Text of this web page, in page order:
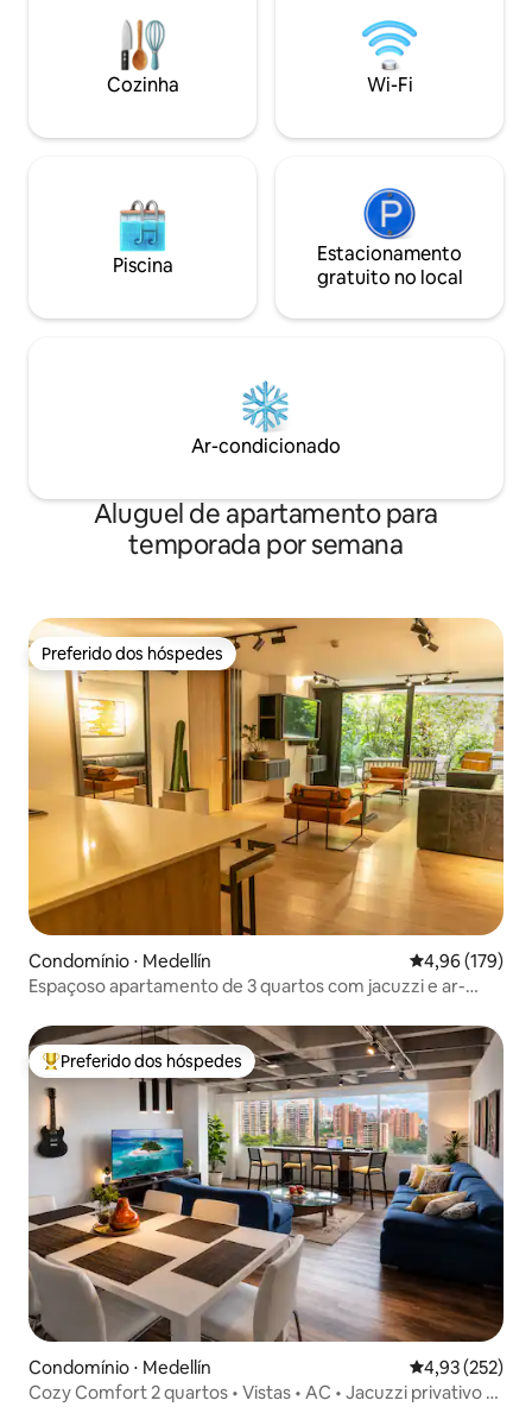
casais e criativos!!!
- Espaço de
dentro do prédio
privativo - Self
Cozinha Wi-Fi
Piscina
Estacionamento
gratuito no local
Ar-condicionado
Aluguel de apartamento para
temporada por semana
Preferido dos hóspedes
Preferido dos hóspedes
Condomínio ⋅ Medellín 4,96 de uma
4,96 (179)
Espaçoso apartamento de 3 quartos com jacuzzi e ar-
Entre os melhores preferidos dos hóspedes
Preferido dos hóspedes
Condomínio ⋅ Medellín 4,93 de uma
4,93 (252)
Cozy Comfort 2 quartos • Vistas • AC • Jacuzzi privativo •